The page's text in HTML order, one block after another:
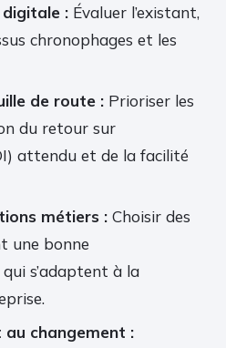
: Évaluer l’existant,
chronophages et les
de route : Prioriser les
du retour sur
attendu et de la facilité
métiers : Choisir des
une bonne
s’adaptent à la
changement :